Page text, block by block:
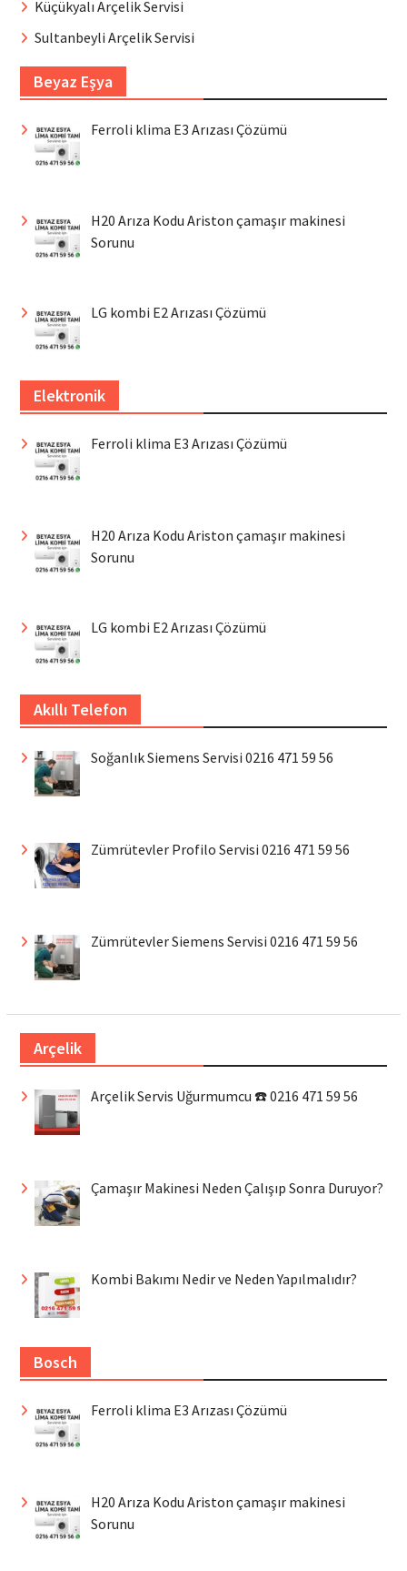
Küçükyalı Arçelik Servisi
Sultanbeyli Arçelik Servisi
Beyaz Eşya
Ferroli klima E3 Arızası Çözümü
H20 Arıza Kodu Ariston çamaşır makinesi
Sorunu
LG kombi E2 Arızası Çözümü
Elektronik
Ferroli klima E3 Arızası Çözümü
H20 Arıza Kodu Ariston çamaşır makinesi
Sorunu
LG kombi E2 Arızası Çözümü
Akıllı Telefon
Soğanlık Siemens Servisi 0216 471 59 56
Zümrütevler Profilo Servisi 0216 471 59 56
Zümrütevler Siemens Servisi 0216 471 59 56
Arçelik
Arçelik Servis Uğurmumcu ☎️ 0216 471 59 56
Çamaşır Makinesi Neden Çalışıp Sonra Duruyor?
Kombi Bakımı Nedir ve Neden Yapılmalıdır?
Bosch
Ferroli klima E3 Arızası Çözümü
H20 Arıza Kodu Ariston çamaşır makinesi
Sorunu